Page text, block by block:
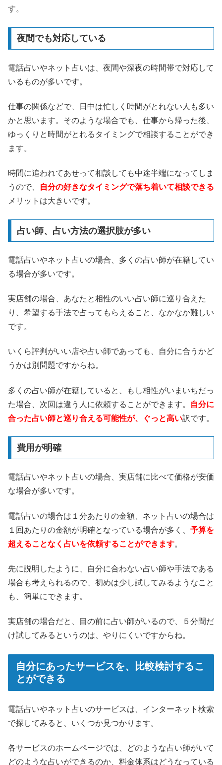
す。
夜間でも対応している
電話占いやネット占いは、夜間や深夜の時間帯で対応して
いるものが多いです。
仕事の関係などで、日中は忙しく時間がとれない人も多い
かと思います。そのような場合でも、仕事から帰った後、
ゆっくりと時間がとれるタイミングで相談することができ
ます。
時間に追われてあせって相談しても中途半端になってしま
うので、
自分の好きなタイミングで落ち着いて相談できる
メリットは大きいです。
占い師、占い方法の選択肢が多い
電話占いやネット占いの場合、多くの占い師が在籍してい
る場合が多いです。
実店舗の場合、あなたと相性のいい占い師に巡り合えた
り、希望する手法で占ってもらえること、なかなか難しい
です。
いくら評判がいい店や占い師であっても、自分に合うかど
うかは別問題ですからね。
多くの占い師が在籍していると、もし相性がいまいちだっ
た場合、次回は違う人に依頼することができます。
自分に
合った占い師と巡り合える可能性が、ぐっと高い訳です。
費用が明確
電話占いやネット占いの場合、実店舗に比べて価格が安価
な場合が多いです。
電話占いの場合は１分あたりの金額、ネット占いの場合は
１回あたりの金額が明確となっている場合が多く、 予算を
超えることなく占いを依頼することができます。
先に説明したように、自分に合わない占い師や手法である
場合も考えられるので、初めは少し試してみるようなこと
も、簡単にできます。
実店舗の場合だと、目の前に占い師がいるので、５分間だ
け試してみるというのは、やりにくいですからね。
自分にあったサービスを、比較検討するこ
とができる
電話占いやネット占いのサービスは、インターネット検索
で探してみると、いくつか見つかります。
各サービスのホームページでは、どのような占い師がいて
どのような占いができるのか、料金体系はどうなっている